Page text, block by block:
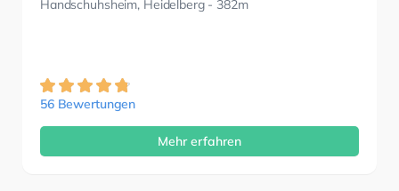
Handschuhsheim, Heidelberg- 382m
56 Bewertungen
Mehr erfahren